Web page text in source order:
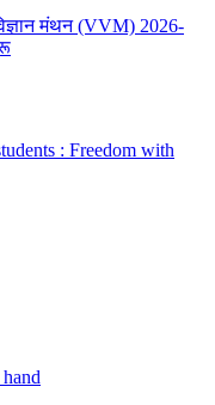
विज्ञान मंथन (VVM) 2026-
: Freedom with